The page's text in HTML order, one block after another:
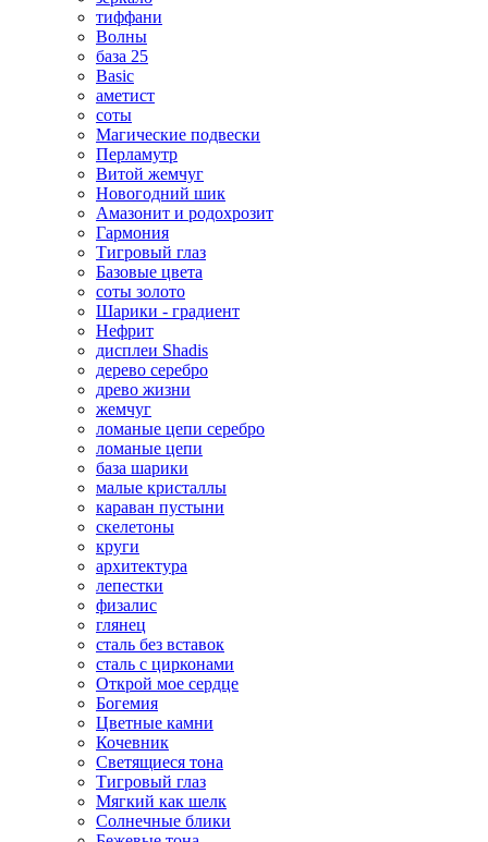
тиффани
Волны
база 25
Basic
аметист
соты
Магические подвески
Перламутр
Витой жемчуг
Новогодний шик
Амазонит и родохрозит
Гармония
Тигровый глаз
Базовые цвета
соты золото
Шарики - градиент
Нефрит
дисплеи Shadis
дерево серебро
древо жизни
жемчуг
ломаные цепи серебро
ломаные цепи
база шарики
малые кристаллы
караван пустыни
скелетоны
круги
архитектура
лепестки
физалис
глянец
сталь без вставок
сталь с цирконами
Открой мое сердце
Богемия
Цветные камни
Кочевник
Светящиеся тона
Тигровый глаз
Мягкий как шелк
Солнечные блики